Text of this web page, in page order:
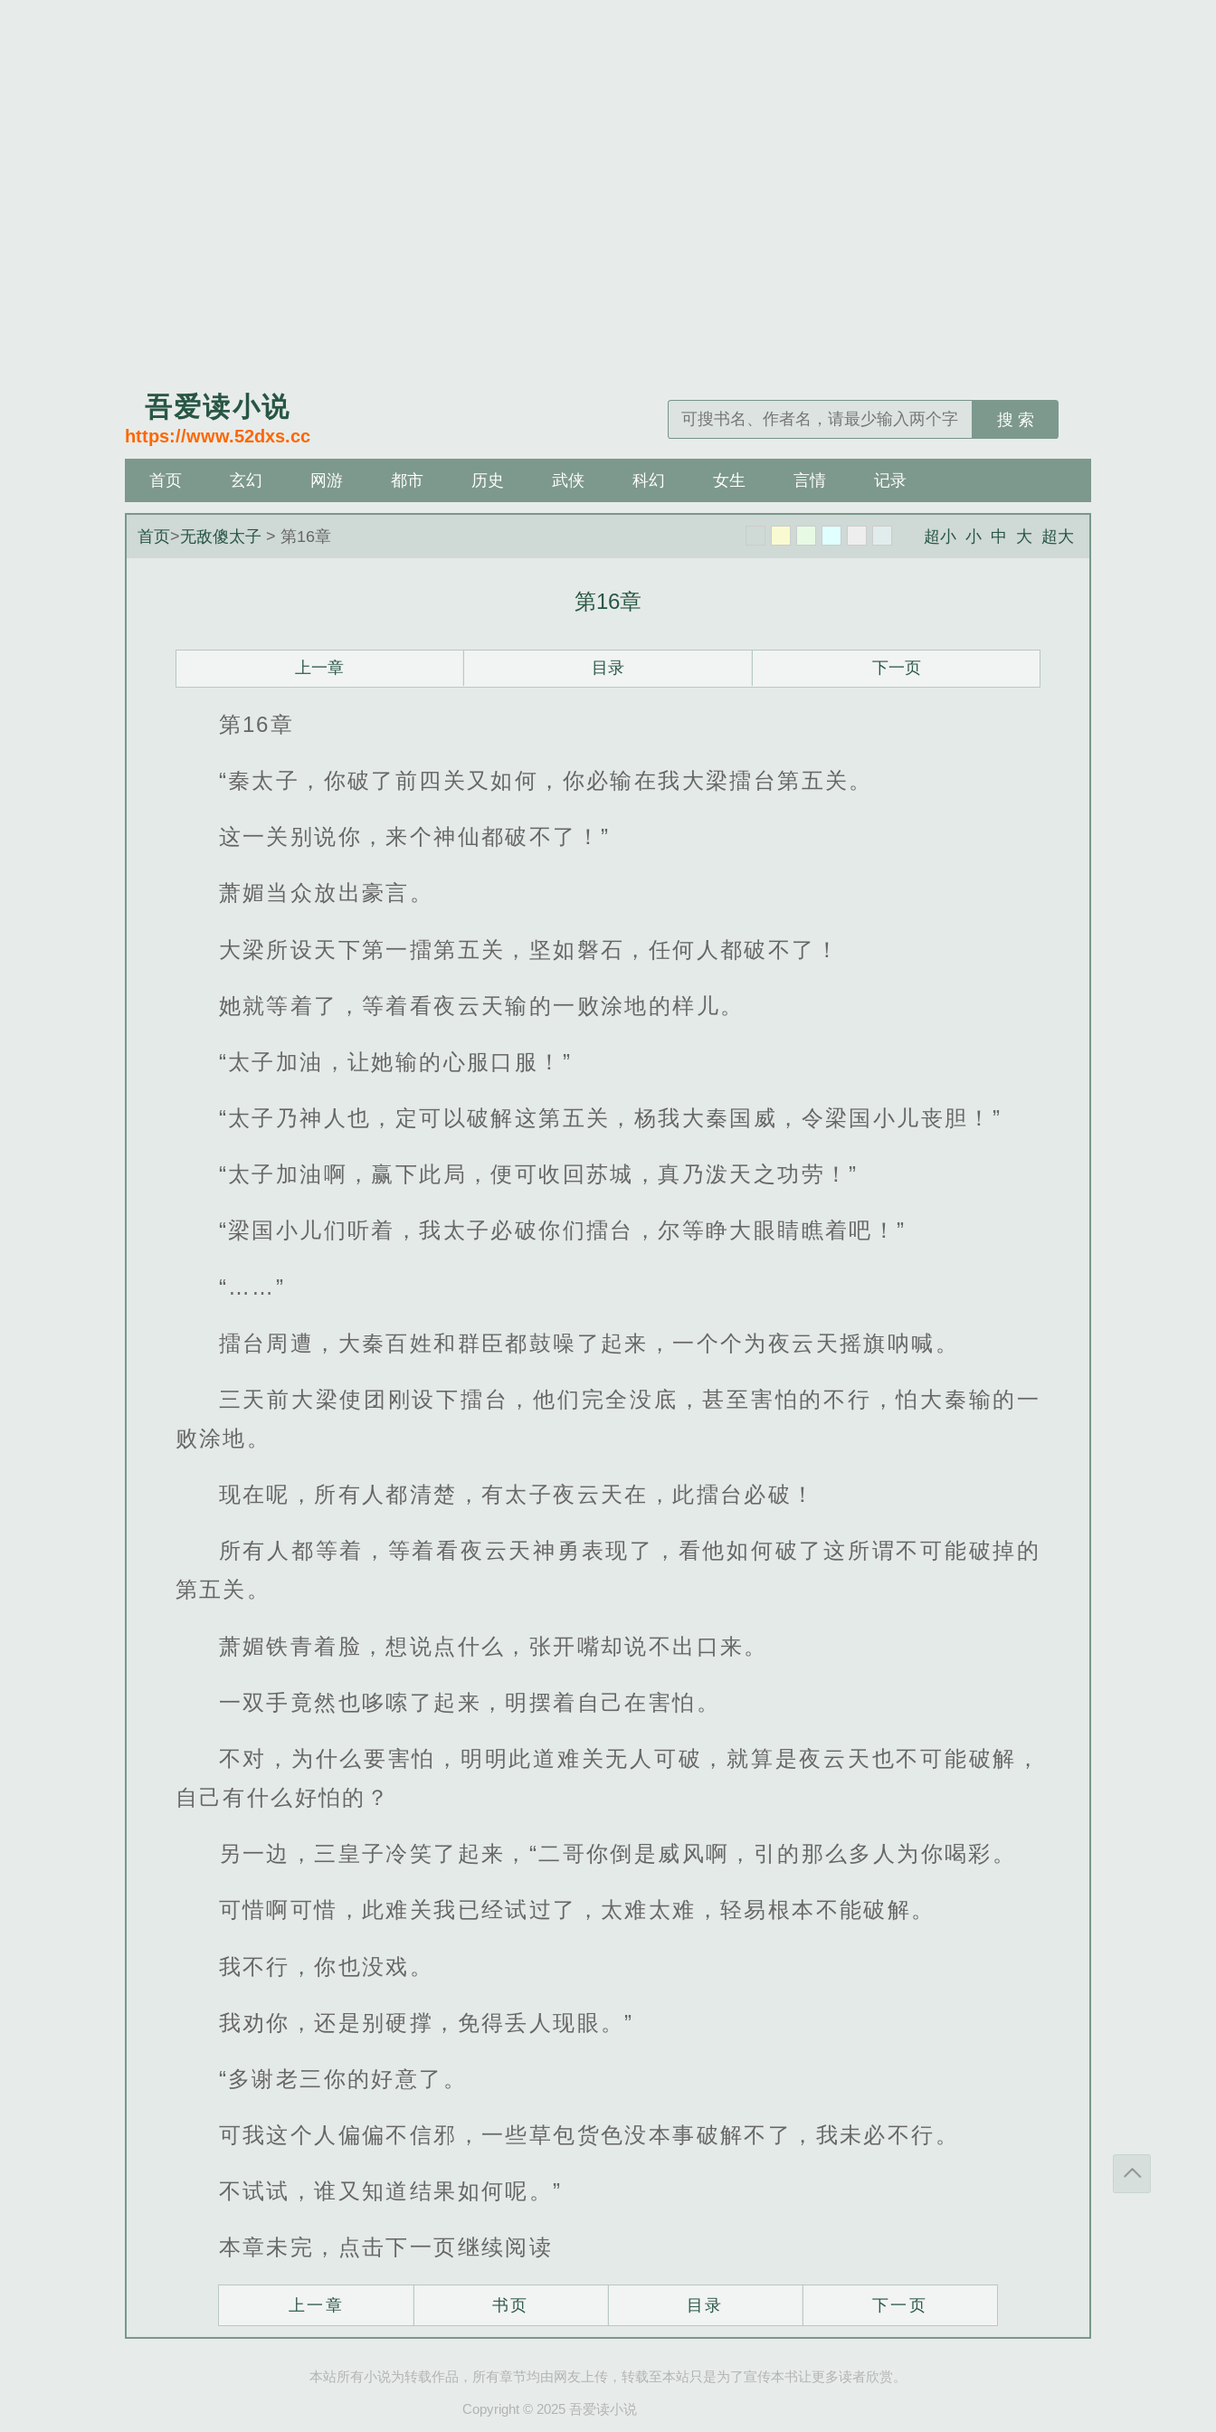
吾爱读小说
https://www.52dxs.cc
搜 索
首页 玄幻 网游 都市 历史 武侠 科幻 女生 言情 记录
首页>无敌傻太子 > 第16章 超小 小 中 大 超大
第16章
上一章 目录 下一页
第16章
“秦太子，你破了前四关又如何，你必输在我大梁擂台第五关。
这一关别说你，来个神仙都破不了！”
萧媚当众放出豪言。
大梁所设天下第一擂第五关，坚如磐石，任何人都破不了！
她就等着了，等着看夜云天输的一败涂地的样儿。
“太子加油，让她输的心服口服！”
“太子乃神人也，定可以破解这第五关，杨我大秦国威，令梁国小儿丧胆！”
“太子加油啊，赢下此局，便可收回苏城，真乃泼天之功劳！”
“梁国小儿们听着，我太子必破你们擂台，尔等睁大眼睛瞧着吧！”
“……”
擂台周遭，大秦百姓和群臣都鼓噪了起来，一个个为夜云天摇旗呐喊。
三天前大梁使团刚设下擂台，他们完全没底，甚至害怕的不行，怕大秦输的一
败涂地。
现在呢，所有人都清楚，有太子夜云天在，此擂台必破！
所有人都等着，等着看夜云天神勇表现了，看他如何破了这所谓不可能破掉的
第五关。
萧媚铁青着脸，想说点什么，张开嘴却说不出口来。
一双手竟然也哆嗦了起来，明摆着自己在害怕。
不对，为什么要害怕，明明此道难关无人可破，就算是夜云天也不可能破解，
自己有什么好怕的？
另一边，三皇子冷笑了起来，“二哥你倒是威风啊，引的那么多人为你喝彩。
可惜啊可惜，此难关我已经试过了，太难太难，轻易根本不能破解。
我不行，你也没戏。
我劝你，还是别硬撑，免得丢人现眼。”
“多谢老三你的好意了。
可我这个人偏偏不信邪，一些草包货色没本事破解不了，我未必不行。
不试试，谁又知道结果如何呢。”
本章未完，点击下一页继续阅读
上一章 书页 目录 下一页
本站所有小说为转载作品，所有章节均由网友上传，转载至本站只是为了宣传本书让更多读者欣赏。
Copyright © 2025 吾爱读小说